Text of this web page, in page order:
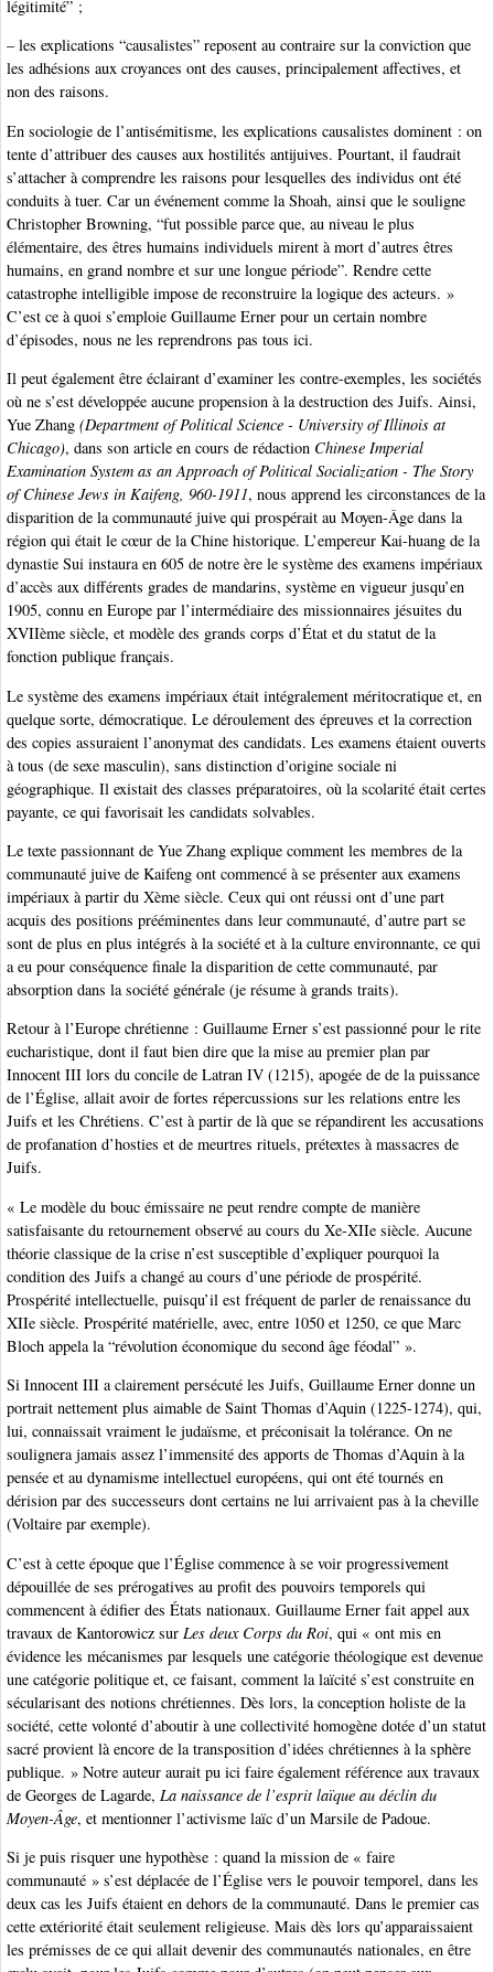
légitimité” ;
– les explications “causalistes” reposent au contraire sur la conviction que
les adhésions aux croyances ont des causes, principalement affectives, et
non des raisons.
En sociologie de l’antisémitisme, les explications causalistes dominent : on
tente d’attribuer des causes aux hostilités antijuives. Pourtant, il faudrait
s’attacher à comprendre les raisons pour lesquelles des individus ont été
conduits à tuer. Car un événement comme la Shoah, ainsi que le souligne
Christopher Browning, “fut possible parce que, au niveau le plus
élémentaire, des êtres humains individuels mirent à mort d’autres êtres
humains, en grand nombre et sur une longue période”. Rendre cette
catastrophe intelligible impose de reconstruire la logique des acteurs. »
C’est ce à quoi s’emploie Guillaume Erner pour un certain nombre
d’épisodes, nous ne les reprendrons pas tous ici.
Il peut également être éclairant d’examiner les contre-exemples, les sociétés
où ne s’est développée aucune propension à la destruction des Juifs. Ainsi,
Yue Zhang (Department of Political Science - University of Illinois at
Chicago), dans son article en cours de rédaction Chinese Imperial
Examination System as an Approach of Political Socialization - The Story
of Chinese Jews in Kaifeng, 960-1911, nous apprend les circonstances de la
disparition de la communauté juive qui prospérait au Moyen-Âge dans la
région qui était le cœur de la Chine historique. L’empereur Kai-huang de la
dynastie Sui instaura en 605 de notre ère le système des examens impériaux
d’accès aux différents grades de mandarins, système en vigueur jusqu’en
1905, connu en Europe par l’intermédiaire des missionnaires jésuites du
XVIIème siècle, et modèle des grands corps d’État et du statut de la
fonction publique français.
Le système des examens impériaux était intégralement méritocratique et, en
quelque sorte, démocratique. Le déroulement des épreuves et la correction
des copies assuraient l’anonymat des candidats. Les examens étaient ouverts
à tous (de sexe masculin), sans distinction d’origine sociale ni
géographique. Il existait des classes préparatoires, où la scolarité était certes
payante, ce qui favorisait les candidats solvables.
Le texte passionnant de Yue Zhang explique comment les membres de la
communauté juive de Kaifeng ont commencé à se présenter aux examens
impériaux à partir du Xème siècle. Ceux qui ont réussi ont d’une part
acquis des positions prééminentes dans leur communauté, d’autre part se
sont de plus en plus intégrés à la société et à la culture environnante, ce qui
a eu pour conséquence finale la disparition de cette communauté, par
absorption dans la société générale (je résume à grands traits).
Retour à l’Europe chrétienne : Guillaume Erner s’est passionné pour le rite
eucharistique, dont il faut bien dire que la mise au premier plan par
Innocent III lors du concile de Latran IV (1215), apogée de de la puissance
de l’Église, allait avoir de fortes répercussions sur les relations entre les
Juifs et les Chrétiens. C’est à partir de là que se répandirent les accusations
de profanation d’hosties et de meurtres rituels, prétextes à massacres de
Juifs.
« Le modèle du bouc émissaire ne peut rendre compte de manière
satisfaisante du retournement observé au cours du Xe-XIIe siècle. Aucune
théorie classique de la crise n’est susceptible d’expliquer pourquoi la
condition des Juifs a changé au cours d’une période de prospérité.
Prospérité intellectuelle, puisqu’il est fréquent de parler de renaissance du
XIIe siècle. Prospérité matérielle, avec, entre 1050 et 1250, ce que Marc
Bloch appela la “révolution économique du second âge féodal” ».
Si Innocent III a clairement persécuté les Juifs, Guillaume Erner donne un
portrait nettement plus aimable de Saint Thomas d’Aquin (1225-1274), qui,
lui, connaissait vraiment le judaïsme, et préconisait la tolérance. On ne
soulignera jamais assez l’immensité des apports de Thomas d’Aquin à la
pensée et au dynamisme intellectuel européens, qui ont été tournés en
dérision par des successeurs dont certains ne lui arrivaient pas à la cheville
(Voltaire par exemple).
C’est à cette époque que l’Église commence à se voir progressivement
dépouillée de ses prérogatives au profit des pouvoirs temporels qui
commencent à édifier des États nationaux. Guillaume Erner fait appel aux
travaux de Kantorowicz sur Les deux Corps du Roi, qui « ont mis en
évidence les mécanismes par lesquels une catégorie théologique est devenue
une catégorie politique et, ce faisant, comment la laïcité s’est construite en
sécularisant des notions chrétiennes. Dès lors, la conception holiste de la
société, cette volonté d’aboutir à une collectivité homogène dotée d’un statut
sacré provient là encore de la transposition d’idées chrétiennes à la sphère
publique. » Notre auteur aurait pu ici faire également référence aux travaux
de Georges de Lagarde, La naissance de l’esprit laïque au déclin du
Moyen-Âge, et mentionner l’activisme laïc d’un Marsile de Padoue.
Si je puis risquer une hypothèse : quand la mission de « faire
communauté » s’est déplacée de l’Église vers le pouvoir temporel, dans les
deux cas les Juifs étaient en dehors de la communauté. Dans le premier cas
cette extériorité était seulement religieuse. Mais dès lors qu’apparaissaient
les prémisses de ce qui allait devenir des communautés nationales, en être